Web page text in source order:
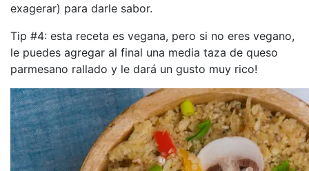
exagerar) para darle sabor.
Tip #4: esta receta es vegana, pero si no eres vegano,
le puedes agregar al final una media taza de queso
parmesano rallado y le dará un gusto muy rico!